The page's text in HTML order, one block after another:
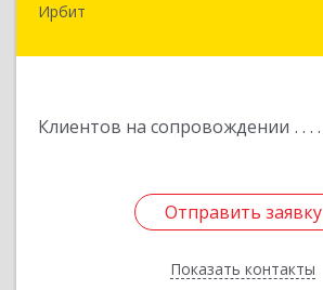
Ирбит
Клиентов на сопровождении
Отправить заявку
Показать контакты
Отправить заявку
Назад